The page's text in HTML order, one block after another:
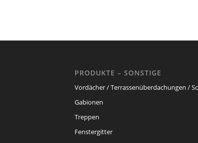
PRODUKTE – SONSTIGE
Vordächer / Terrassenüberdachungen /
Gabionen
Treppen
Fenstergitter